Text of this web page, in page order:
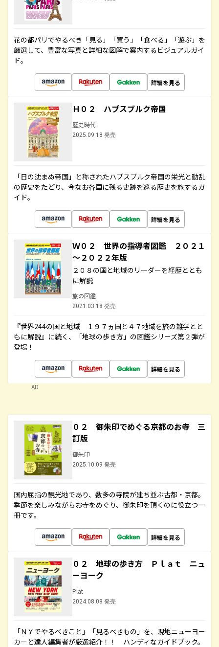
花の都パリでやるべき「見る」「買う」「食べる」「遊ぶ」を
厳選して、豊富な写真と詳細な図解で案内するビジュアルガイ
ド。
詳細を見る
Ｈ０２ ハプスブルク帝国
歴史時代
2025.09.18 発売
「日の沈まぬ帝国」と称されたハプスブルク帝国の栄光と動乱
の歴史をたどり、今なお各国に残る史跡を巡る歴史を旅するガ
イド。
詳細を見る
Ｗ０２ 世界の指導者図鑑 ２０２１
～２０２２年版
２０８の国と地域のリーダーを経歴ととも
に解説
旅の図鑑
2021.03.18 発売
『世界244の国と地域 １９７ヵ国と４７地域を旅の雑学とと
もに解説』に続く、「地球の歩き方」の図鑑シリーズ第２弾が
登場！
詳細を見る
AD
０２ 御朱印でめぐる京都のお寺 三
訂版
御朱印
2025.10.09 発売
国内屈指の観光地であり、数多の寺院が建ち並ぶ古都・京都。
季節を楽しみながらお寺をめぐり、御朱印を頂くのに役立つ一
冊です。
詳細を見る
０２ 地球の歩き方 Ｐｌａｔ ニュ
ーヨーク
Plat
2024.08.08 発売
「ＮＹでやるべきこと」「見るべきもの」を、現地ニューヨー
カーと達人編集者が厳選紹介！！ ハンディなガイドブック。